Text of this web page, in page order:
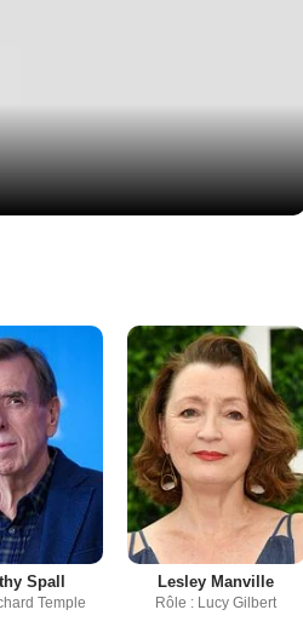
Spall
Temple
Lesley Manville
Rôle : Lucy Gilbert